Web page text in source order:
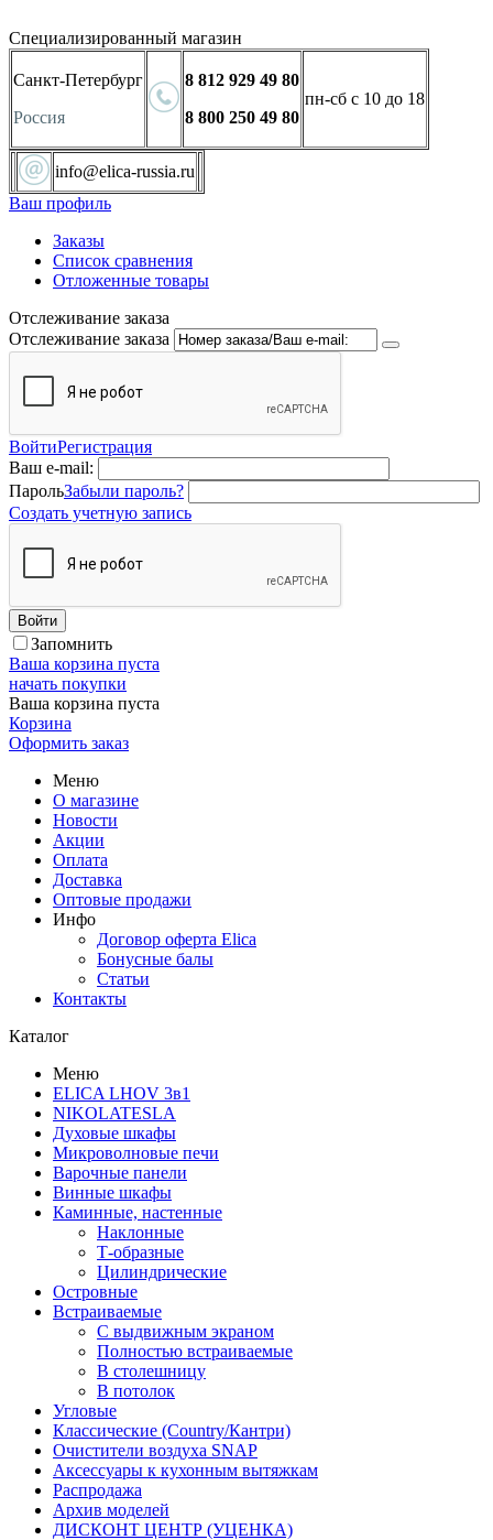
Специализированный магазин
Санкт-Петербург
Россия
8 812 929 49 80
8 800 250 49 80
пн-сб с 10 до 18
info@elica-russia.ru
Ваш профиль
Заказы
Список сравнения
Отложенные товары
Отслеживание заказа
Отслеживание заказа
ВойтиРегистрация
Ваш e-mail:
ПарольЗабыли пароль?
Создать учетную запись
Войти
Запомнить
Ваша корзина пуста
начать покупки
Ваша корзина пуста
Корзина
Оформить заказ
Меню
О магазине
Новости
Акции
Оплата
Доставка
Оптовые продажи
Инфо
Договор оферта Elica
Бонусные балы
Статьи
Контакты
Каталог
Меню
ELICA LHOV 3в1
NIKOLATESLA
Духовые шкафы
Микроволновые печи
Варочные панели
Винные шкафы
Каминные, настенные
Наклонные
Т-образные
Цилиндрические
Островные
Встраиваемые
С выдвижным экраном
Полностью встраиваемые
В столешницу
В потолок
Угловые
Классические (Country/Кантри)
Очистители воздуха SNAP
Аксессуары к кухонным вытяжкам
Распродажа
Архив моделей
ДИСКОНТ ЦЕНТР (УЦЕНКА)